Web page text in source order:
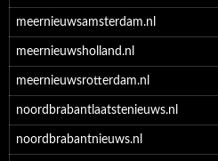
meernieuwsamsterdam.nl
meernieuwsholland.nl
meernieuwsrotterdam.nl
noordbrabantlaatstenieuws.nl
noordbrabantnieuws.nl